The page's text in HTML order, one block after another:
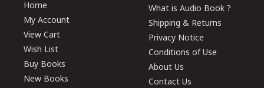
Home
My Account
View Cart
Wish List
Buy Books
New Books
What is Audio Book ?
Shipping & Returns
Privacy Notice
Conditions of Use
About Us
Contact Us